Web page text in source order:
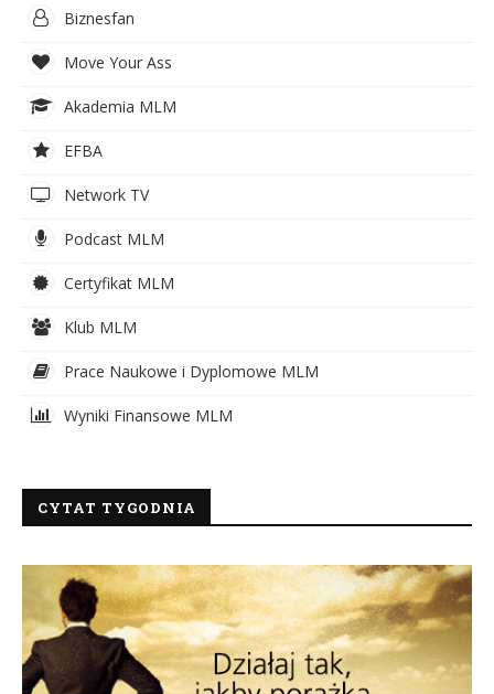
Biznesfan
Move Your Ass
Akademia MLM
EFBA
Network TV
Podcast MLM
Certyfikat MLM
Klub MLM
Prace Naukowe i Dyplomowe MLM
Wyniki Finansowe MLM
CYTAT TYGODNIA